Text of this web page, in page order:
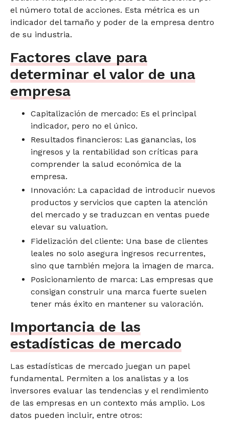
el número total de acciones. Esta métrica es un
indicador del tamaño y poder de la empresa dentro
de su industria.
Factores clave para
determinar el valor de una
empresa
Capitalización de mercado: Es el principal
indicador, pero no el único.
Resultados financieros: Las ganancias, los
ingresos y la rentabilidad son críticas para
comprender la salud económica de la
empresa.
Innovación: La capacidad de introducir nuevos
productos y servicios que capten la atención
del mercado y se traduzcan en ventas puede
elevar su valuation.
Fidelización del cliente: Una base de clientes
leales no solo asegura ingresos recurrentes,
sino que también mejora la imagen de marca.
Posicionamiento de marca: Las empresas que
consigan construir una marca fuerte suelen
tener más éxito en mantener su valoración.
Importancia de las
estadísticas de mercado
Las estadísticas de mercado juegan un papel
fundamental. Permiten a los analistas y a los
inversores evaluar las tendencias y el rendimiento
de las empresas en un contexto más amplio. Los
datos pueden incluir, entre otros: